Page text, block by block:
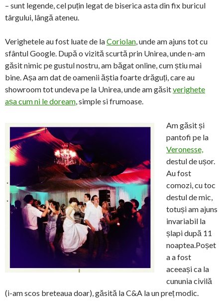
– sunt legende, cel puțin legat de biserica asta din fix buricul
târgului, lângă ateneu.
Verighetele au fost luate de laCoriolan, unde am ajuns tot cu
sfântul Google. După o vizită scurtă prin Unirea, unde n-am
găsit nimic pe gustul nostru, am băgat online, cum știu mai
bine. Așa am dat de oamenii ăștia foarte drăguți, care au
showroom tot undeva pe la Unirea, unde am găsitverighete
așa cum ni le doream, simple si frumoase.
Am găsit și
pantofi pe la
Veronesse,
destul de ușor.
Au fost
comozi, cu toc
destul de mic,
totuși am ajuns
invariabil la
șlapi după 11
noaptea.Poșet
a a fost
aceeași ca la
cununia civilă
(i-am scos breteaua doar), găsită la C&A la un preț modic.